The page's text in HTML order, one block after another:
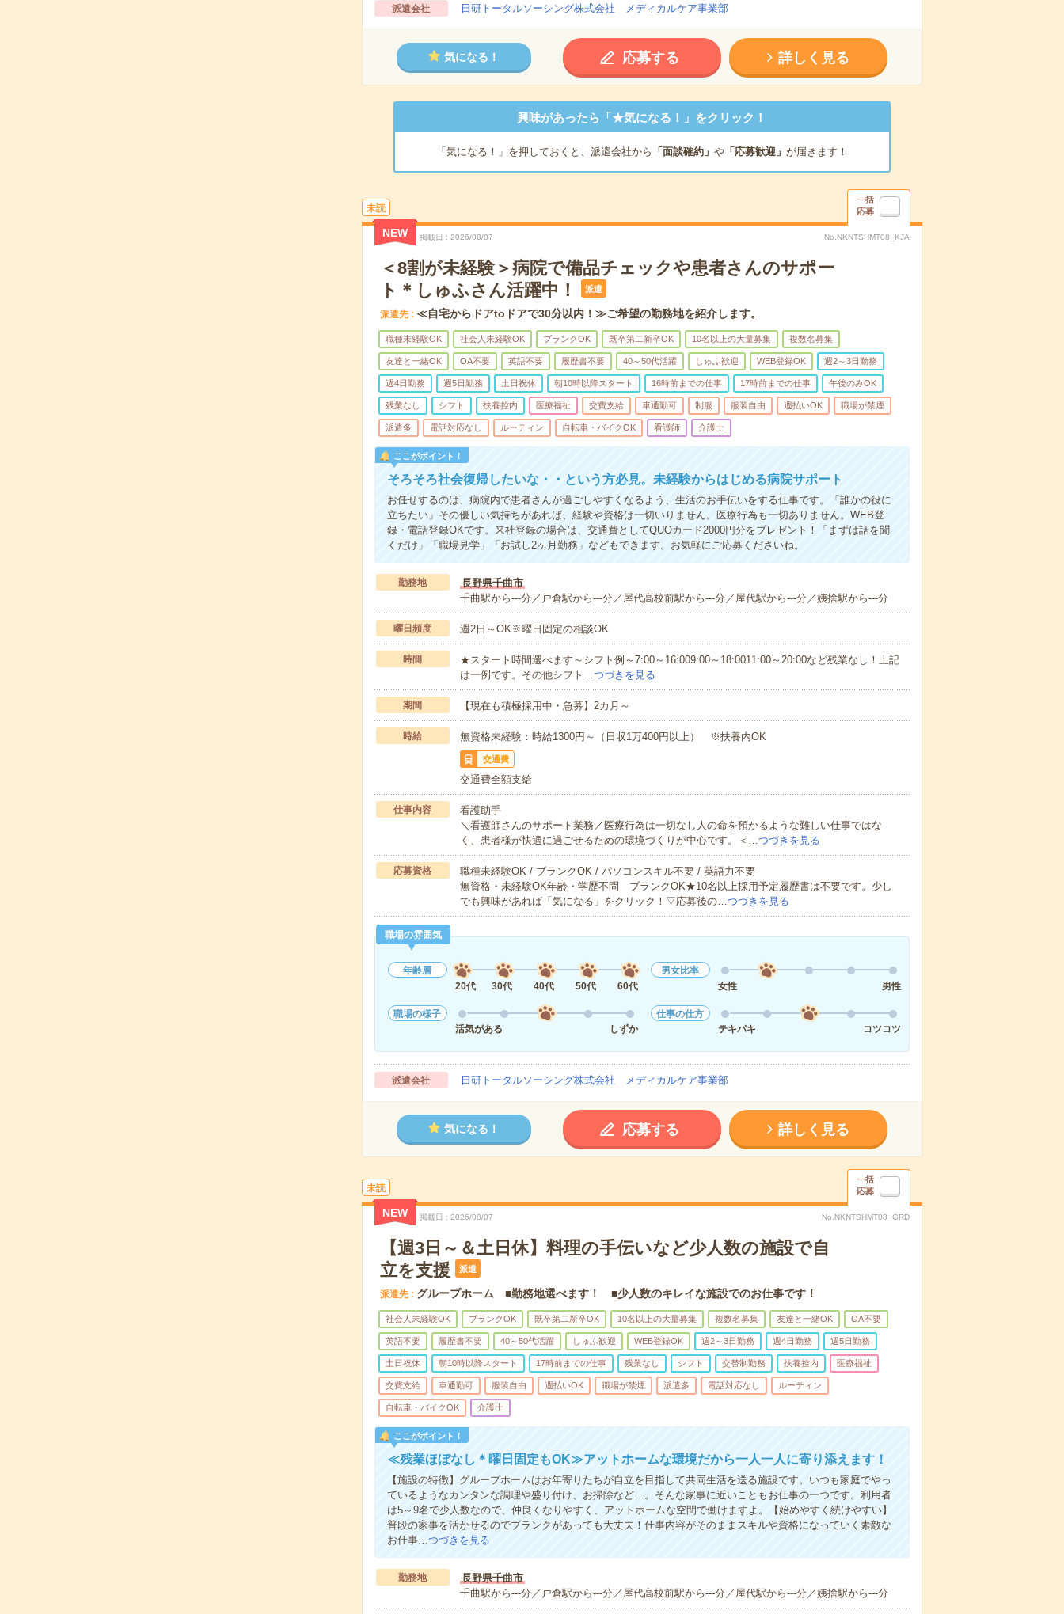
派遣会社 日研トータルソーシング株式会社 メディカルケア事業部
気になる！ 応募する 詳しく見る
興味があったら「★気になる！」をクリック！
「気になる！」を押しておくと、派遣会社から 「面談確約」 や「応募歓迎」 が届きます！
未読
一括
応募
NEW 掲載日 2026/08/07 No.NKNTSHMT08_KJA
＜8割が未経験＞病院で備品チェックや患者さんのサポー
ト＊しゅふさん活躍中！
派遣
派遣先 ≪自宅からドアtoドアで30分以内！≫ご希望の勤務地を紹介します。
職種未経験OK 社会人未経験OK ブランクOK 既卒第二新卒OK 10名以上の大量募集 複数名募集
友達と一緒OK OA不要 英語不要 履歴書不要 40～50代活躍 しゅふ歓迎 WEB登録OK 週2～3日勤務
週4日勤務 週5日勤務 土日祝休 朝10時以降スタート 16時前までの仕事 17時前までの仕事 午後のみOK
残業なし シフト 扶養控内 医療福祉 交費支給 車通勤可 制服 服装自由 週払いOK 職場が禁煙
派遣多 電話対応なし ルーティン 自転車・バイクOK 看護師 介護士
ここがポイント！
そろそろ社会復帰したいな・・という方必見。未経験からはじめる病院サポート
お任せするのは、病院内で患者さんが過ごしやすくなるよう、生活のお手伝いをする仕事です。「誰かの役に
立ちたい」その優しい気持ちがあれば、経験や資格は一切いりません。医療行為も一切ありません。WEB登
録・電話登録OKです。来社登録の場合は、交通費としてQUOカード2000円分をプレゼント！「まずは話を聞
くだけ」「職場見学」「お試し2ヶ月勤務」などもできます。お気軽にご応募くださいね。
勤務地
長野県千曲市
千曲駅から---分／戸倉駅から---分／屋代高校前駅から---分／屋代駅から---分／姨捨駅から---分
曜日頻度 週2日～OK※曜日固定の相談OK
時間
★スタート時間選べます～シフト例～7:00～16:009:00～18:0011:00～20:00など残業なし！上記
は一例です。その他シフト…つづきを見る
期間 【現在も積極採用中・急募】2カ月～
時給 無資格未経験：時給1300円～（日収1万400円以上） ※扶養内OK
交通費
交通費全額支給
仕事内容
看護助手
＼看護師さんのサポート業務／医療行為は一切なし人の命を預かるような難しい仕事ではな
く、患者様が快適に過ごせるための環境づくりが中心です。＜…つづきを見る
応募資格
職種未経験OK / ブランクOK / パソコンスキル不要 / 英語力不要
無資格・未経験OK年齢・学歴不問 ブランクOK★10名以上採用予定履歴書は不要です。少し
でも興味があれば「気になる」をクリック！▽応募後の…つづきを見る
職場の雰囲気
年齢層
20代
30代 40代 50代 60代
男女比率
女性
男性
職場の様子
活気がある
しずか
仕事の仕方
テキパキ
コツコツ
派遣会社 日研トータルソーシング株式会社 メディカルケア事業部
気になる！ 応募する 詳しく見る
未読
一括
応募
NEW 掲載日 2026/08/07 No.NKNTSHMT08_GRD
【週3日～＆土日休】料理の手伝いなど少人数の施設で自
立を支援
派遣
派遣先 グループホーム ■勤務地選べます！ ■少人数のキレイな施設でのお仕事です！
社会人未経験OK ブランクOK 既卒第二新卒OK 10名以上の大量募集 複数名募集 友達と一緒OK OA不要
英語不要 履歴書不要 40～50代活躍 しゅふ歓迎 WEB登録OK 週2～3日勤務 週4日勤務 週5日勤務
土日祝休 朝10時以降スタート 17時前までの仕事 残業なし シフト 交替制勤務 扶養控内 医療福祉
交費支給 車通勤可 服装自由 週払いOK 職場が禁煙 派遣多 電話対応なし ルーティン
自転車・バイクOK 介護士
ここがポイント！
≪残業ほぼなし＊曜日固定もOK≫アットホームな環境だから一人一人に寄り添えます！
【施設の特徴】グループホームはお年寄りたちが自立を目指して共同生活を送る施設です。いつも家庭でやっ
ているようなカンタンな調理や盛り付け、お掃除など…。そんな家事に近いこともお仕事の一つです。利用者
は5～9名で少人数なので、仲良くなりやすく、アットホームな空間で働けますよ。【始めやすく続けやすい】
普段の家事を活かせるのでブランクがあっても大丈夫！仕事内容がそのままスキルや資格になっていく素敵な
お仕事…つづきを見る
勤務地
長野県千曲市
千曲駅から---分／戸倉駅から---分／屋代高校前駅から---分／屋代駅から---分／姨捨駅から---分